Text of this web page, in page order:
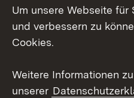
Mastodon
Youtube
Um unsere Webseite
und verbessern zu
Cookies.
Weitere Informationen
unserer